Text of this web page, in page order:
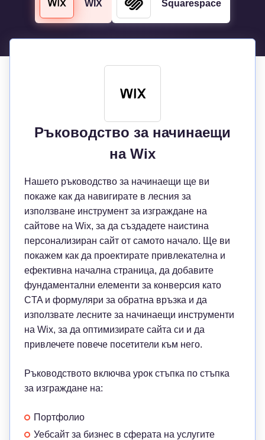
WIX Squarespace
Ръководство за начинаещи
на Wix
Нашето ръководство за начинаещи ще ви
покаже как да навигирате в лесния за
използване инструмент за изграждане на
сайтове на Wix, за да създадете наистина
персонализиран сайт от самото начало. Ще ви
покажем как да проектирате привлекателна и
ефективна начална страница, да добавите
фундаментални елементи за конверсия като
CTA и формуляри за обратна връзка и да
използвате лесните за начинаещи инструменти
на Wix, за да оптимизирате сайта си и да
привлечете повече посетители към него.
Ръководството включва урок стъпка по стъпка
за изграждане на:
Портфолио
Уебсайт за бизнес в сферата на услугите